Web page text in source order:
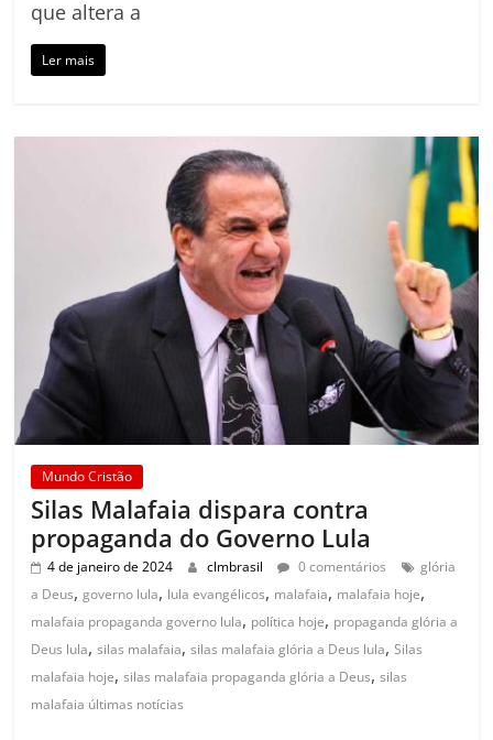
que altera a
Ler mais
Mundo Cristão
Silas Malafaia dispara contra
propaganda do Governo Lula
4 de janeiro de 2024 clmbrasil 0 comentários
glória
a Deus,governo lula, lula evangélicos, malafaia, malafaia hoje,
malafaia propaganda governo lula, política hoje, propaganda glória a
Deus lula,silas malafaia,silas malafaia glória a Deus lula,Silas
malafaia hoje,silas malafaia propaganda glória a Deus,silas
malafaia últimas notícias